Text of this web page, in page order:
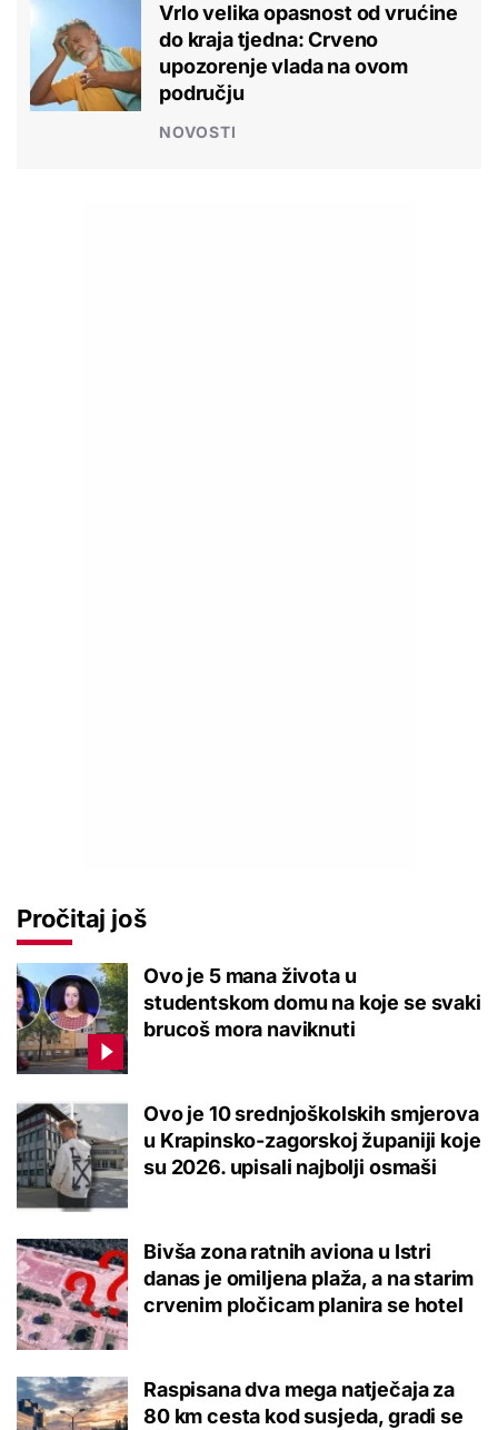
Vrlo velika opasnost od vrućine
do kraja tjedna: Crveno
upozorenje vlada na ovom
području
NOVOSTI
Pročitaj još
Ovo je 5 mana života u
studentskom domu na koje se svaki
brucoš mora naviknuti
Ovo je 10 srednjoškolskih smjerova
u Krapinsko-zagorskoj županiji koje
su 2026. upisali najbolji osmaši
Bivša zona ratnih aviona u Istri
danas je omiljena plaža, a na starim
crvenim pločicam planira se hotel
Raspisana dva mega natječaja za
80 km cesta kod susjeda, gradi se